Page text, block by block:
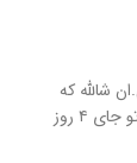
شالله که
مشکلی پیش نیاد.گفتندتو مدرسه میتونیم کلاسهاتو جای ۴ روز